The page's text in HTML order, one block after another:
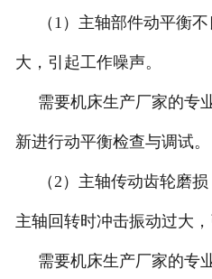
（1）主轴部件动平衡不
大，引起工作噪声。
需要机床生产厂家的专
新进行动平衡检查与调试。
（2）主轴传动齿轮磨损
主轴回转时冲击振动过大，
需要机床生产厂家的专